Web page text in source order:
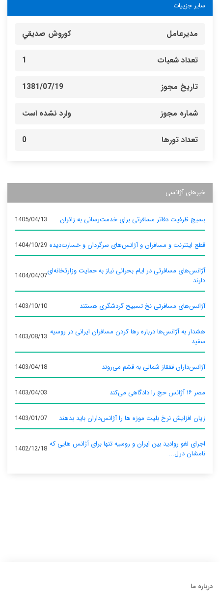
سایر جزییات
مدیرعامل كوروش صديقي
تعداد شعبات 1
تاریخ مجوز 1381/07/19
شماره مجوز وارد نشده است
تعداد تورها 0
خبرهای آژانسی
بسیج ظرفیت دفاتر مسافرتی برای خدمت‌رسانی به زائران 1405/04/13
قطع اینترنت و مسافران و آژانس‌های سرگردان و خسارت‌دیده 1404/10/29
آژانس‌های مسافرتی در ایام بحرانی نیاز به حمایت وزارتخانه‌ای
دارند
1404/04/07
آژانس‌های مسافرتی نخ تسبیح گردشگری هستند 1403/10/10
هشدار به آژانس‌ها درباره رها کردن مسافران ایرانی در روسیه
سفید
1403/08/13
آژانس‌داران قفقاز شمالی به قشم می‌روند 1403/04/18
مصر ۱۶ آژانس حج را دادگاهی می‌کند 1403/04/03
زیان افزایش نرخ بلیت موزه ها را آژانس‌داران باید بدهند 1403/01/07
اجرای لغو روادید بین ایران و روسیه تنها برای آژانس‌ هایی که
نامشان درل...
1402/12/18
درباره ما